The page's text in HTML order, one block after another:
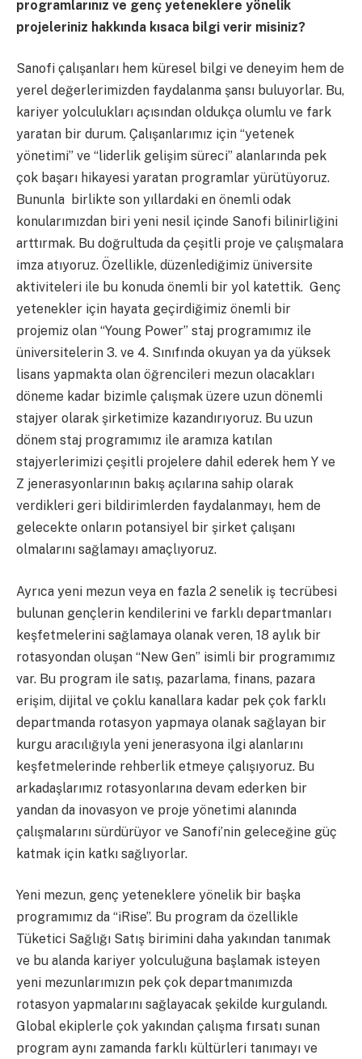
programlarınız ve genç yeteneklere yönelik
projeleriniz hakkında kısaca bilgi verir misiniz?
Sanofi çalışanları hem küresel bilgi ve deneyim hem de
yerel değerlerimizden faydalanma şansı buluyorlar. Bu,
kariyer yolculukları açısından oldukça olumlu ve fark
yaratan bir durum. Çalışanlarımız için “yetenek
yönetimi” ve “liderlik gelişim süreci” alanlarında pek
çok başarı hikayesi yaratan programlar yürütüyoruz.
Bununla birlikte son yıllardaki en önemli odak
konularımızdan biri yeni nesil içinde Sanofi bilinirliğini
arttırmak. Bu doğrultuda da çeşitli proje ve çalışmalara
imza atıyoruz. Özellikle, düzenlediğimiz üniversite
aktiviteleri ile bu konuda önemli bir yol katettik. Genç
yetenekler için hayata geçirdiğimiz önemli bir
projemiz olan “Young Power” staj programımız ile
üniversitelerin 3. ve 4. Sınıfında okuyan ya da yüksek
lisans yapmakta olan öğrencileri mezun olacakları
döneme kadar bizimle çalışmak üzere uzun dönemli
stajyer olarak şirketimize kazandırıyoruz. Bu uzun
dönem staj programımız ile aramıza katılan
stajyerlerimizi çeşitli projelere dahil ederek hem Y ve
Z jenerasyonlarının bakış açılarına sahip olarak
verdikleri geri bildirimlerden faydalanmayı, hem de
gelecekte onların potansiyel bir şirket çalışanı
olmalarını sağlamayı amaçlıyoruz.
Ayrıca yeni mezun veya en fazla 2 senelik iş tecrübesi
bulunan gençlerin kendilerini ve farklı departmanları
keşfetmelerini sağlamaya olanak veren, 18 aylık bir
rotasyondan oluşan “New Gen” isimli bir programımız
var. Bu program ile satış, pazarlama, finans, pazara
erişim, dijital ve çoklu kanallara kadar pek çok farklı
departmanda rotasyon yapmaya olanak sağlayan bir
kurgu aracılığıyla yeni jenerasyona ilgi alanlarını
keşfetmelerinde rehberlik etmeye çalışıyoruz. Bu
arkadaşlarımız rotasyonlarına devam ederken bir
yandan da inovasyon ve proje yönetimi alanında
çalışmalarını sürdürüyor ve Sanofi’nin geleceğine güç
katmak için katkı sağlıyorlar.
Yeni mezun, genç yeteneklere yönelik bir başka
programımız da “iRise”. Bu program da özellikle
Tüketici Sağlığı Satış birimini daha yakından tanımak
ve bu alanda kariyer yolculuğuna başlamak isteyen
yeni mezunlarımızın pek çok departmanımızda
rotasyon yapmalarını sağlayacak şekilde kurgulandı.
Global ekiplerle çok yakından çalışma fırsatı sunan
program aynı zamanda farklı kültürleri tanımayı ve